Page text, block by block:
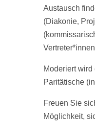
Austausch
(Diakonie,
Moderiert
Paritätische
Freuen Sie
Möglichkeit,